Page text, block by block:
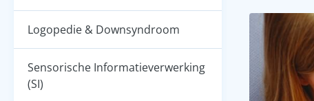
Logopedie & Downsyndroom
Sensorische Informatieverwerking
(SI)